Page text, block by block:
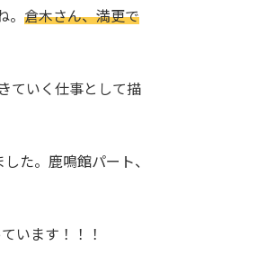
倉木さん、満更で
ていく仕事として描
た。鹿鳴館パート、
います！！！